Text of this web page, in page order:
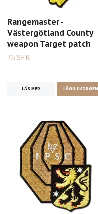
Rangemaster -
Västergötland County
weapon Target patch
75 SEK
LÄS MER LÄGG I KORGEN